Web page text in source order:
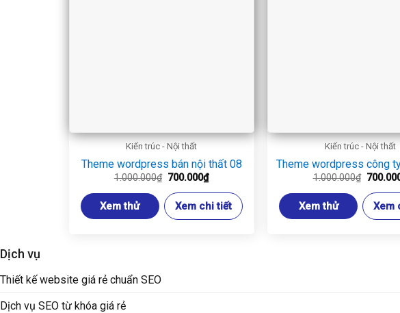
Kiến trúc - Nội thất
Theme wordpress bán nội thất 08
1.000.000₫ Giá
là:
1.000.000₫.
700.000₫Giá
hiện
tại
là:
700.000₫.
Xem thử Xem chi tiết
Kiến trúc - Nội thất
Theme wordpress công
1.000.000₫ Giá
là:
Xem thử Xem
Dịch vụ
Thiết kế website giá rẻ chuẩn SEO
Dịch vụ SEO từ khóa giá rẻ